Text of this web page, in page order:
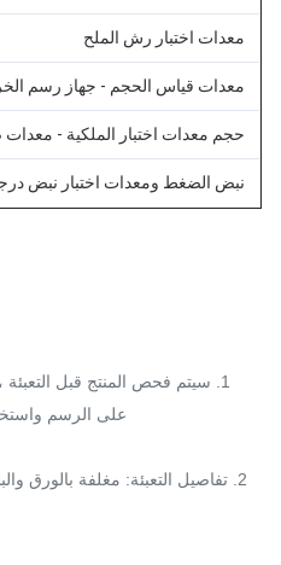
معدات اختبار رش الملح
معدات قياس الحجم - جهاز رسم
حجم معدات اختبار الملكية - معدات
نبض الضغط ومعدات اختبار نبض
1. سيتم فحص المنتج قبل
على الرسم
2. تفاصيل التعبئة: مغلفة بالورق